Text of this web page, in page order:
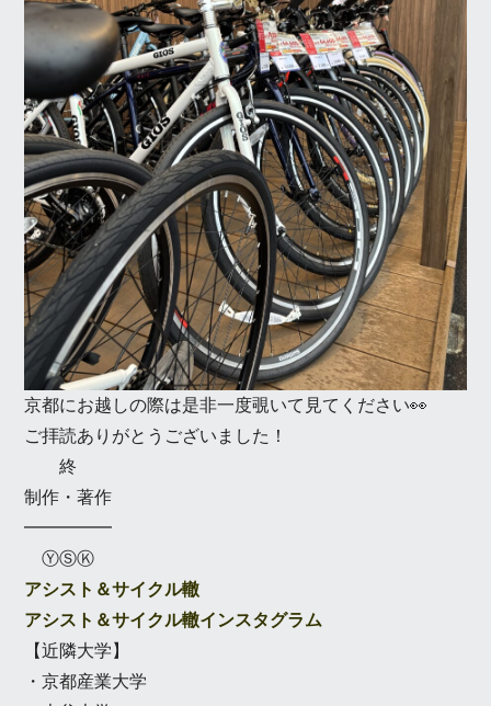
京都にお越しの際は是非一度覗いて見てください👀
ご拝読ありがとうございました！
終
制作・著作
━━━━━
ⓎⓈⓀ
アシスト＆サイクル轍
アシスト＆サイクル轍インスタグラム
【近隣大学】
・京都産業大学